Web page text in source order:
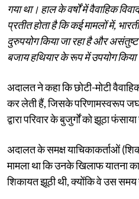
गया था। हाल के वर्षों में वैवाहिक
प्रतीत होता है कि कई मामलों में,
दुरुपयोग किया जा रहा है और असंतुष्ट
बजाय हथियार के रूप में उपयोग
अदालत ने कहा कि छोटी-मोटी
कर लेती हैं, जिसके परिणामस्वरूप
द्वारा परिवार के बुजुर्गों को झूठा
अदालत के समक्ष याचिकाकर्ताओं
मामला था कि उनके खिलाफ यातना
शिकायत झूठी थी, क्योंकि वे उस समय